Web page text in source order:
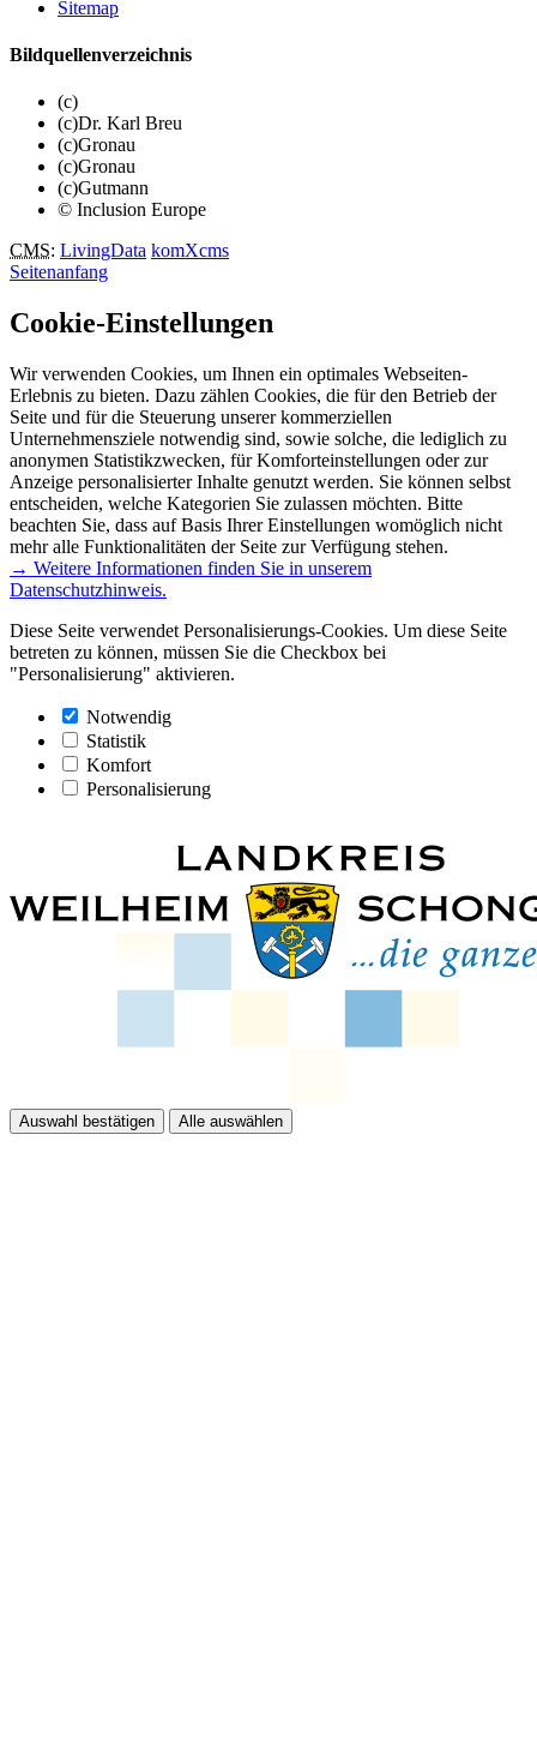
Sitemap
Bildquellenverzeichnis
(c)
(c)Dr. Karl Breu
(c)Gronau
(c)Gronau
(c)Gutmann
© Inclusion Europe
CMS: LivingData komXcms
Seitenanfang
Cookie-Einstellungen
Wir verwenden Cookies, um Ihnen ein optimales Webseiten-
Erlebnis zu bieten. Dazu zählen Cookies, die für den Betrieb der
Seite und für die Steuerung unserer kommerziellen
Unternehmensziele notwendig sind, sowie solche, die lediglich zu
anonymen Statistikzwecken, für Komforteinstellungen oder zur
Anzeige personalisierter Inhalte genutzt werden. Sie können selbst
entscheiden, welche Kategorien Sie zulassen möchten. Bitte
beachten Sie, dass auf Basis Ihrer Einstellungen womöglich nicht
mehr alle Funktionalitäten der Seite zur Verfügung stehen.
→ Weitere Informationen finden Sie in unserem
Datenschutzhinweis.
Diese Seite verwendet Personalisierungs-Cookies. Um diese Seite
betreten zu können, müssen Sie die Checkbox bei
"Personalisierung" aktivieren.
Notwendig
Statistik
Komfort
Personalisierung
Auswahl bestätigen Alle auswählen